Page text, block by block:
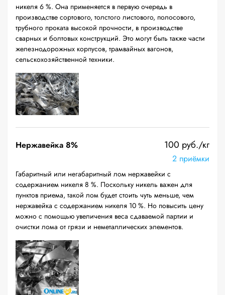
никеля 6 %. Она применяется в первую очередь в
производстве сортового, толстого листового, полосового,
трубного проката высокой прочности, в производстве
сварных и болтовых конструкций. Это могут быть также части
железнодорожных корпусов, трамвайных вагонов,
сельскохозяйственной техники.
Нержавейка 8% 100 руб./кг
2 приёмки
Габаритный или негабаритный лом нержавейки с
содержанием никеля 8 %. Поскольку никель важен для
пунктов приема, такой лом будет стоить чуть меньше, чем
нержавейка с содержанием никеля 10 %. Но повысить цену
можно с помощью увеличения веса сдаваемой партии и
очистки лома от грязи и неметаллических элементов.